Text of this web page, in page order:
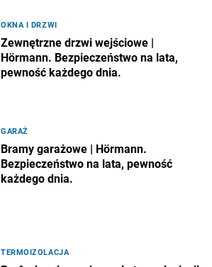
OKNA I DRZWI
Zewnętrzne drzwi wejściowe |
Hörmann. Bezpieczeństwo na lata,
pewność każdego dnia.
GARAŻ
Bramy garażowe | Hörmann.
Bezpieczeństwo na lata, pewność
każdego dnia.
TERMOIZOLACJA